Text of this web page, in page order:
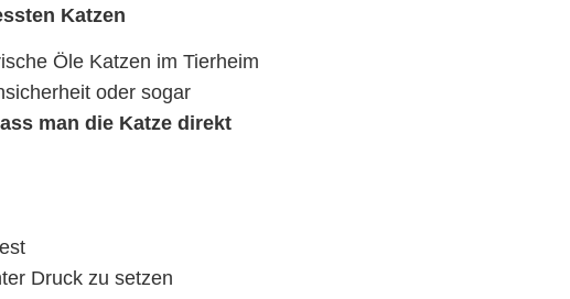
Katzen
Öle Katzen im Tierheim
oder sogar
man die Katze direkt
Druck zu setzen